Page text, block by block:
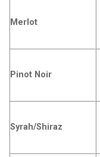
Merlot
Pinot Noir
Syrah/Shiraz